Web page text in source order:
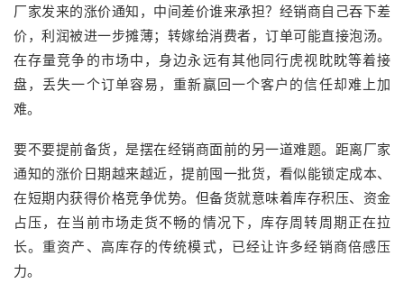
厂家发来的涨价通知，中间差价谁来承担？经销商自己吞下差
价，利润被进一步摊薄；转嫁给消费者，订单可能直接泡汤。
在存量竞争的市场中，身边永远有其他同行虎视眈眈等着接
盘，丢失一个订单容易，重新赢回一个客户的信任却难上加
难。
要不要提前备货，是摆在经销商面前的另一道难题。距离厂家
通知的涨价日期越来越近，提前囤一批货，看似能锁定成本、
在短期内获得价格竞争优势。但备货就意味着库存积压、资金
占压，在当前市场走货不畅的情况下，库存周转周期正在拉
长。重资产、高库存的传统模式，已经让许多经销商倍感压
力。